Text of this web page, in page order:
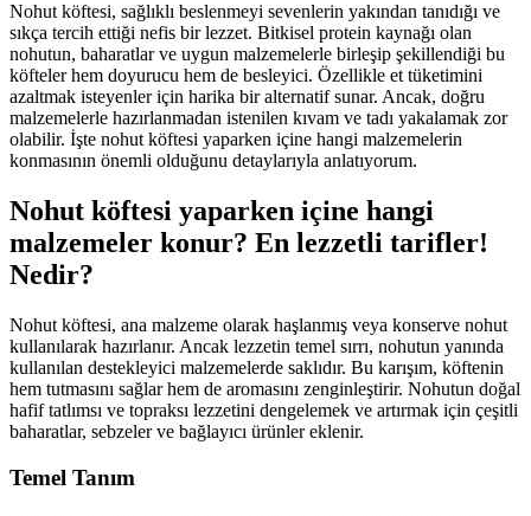
Nohut köftesi, sağlıklı beslenmeyi sevenlerin yakından tanıdığı ve
sıkça tercih ettiği nefis bir lezzet. Bitkisel protein kaynağı olan
nohutun, baharatlar ve uygun malzemelerle birleşip şekillendiği bu
köfteler hem doyurucu hem de besleyici. Özellikle et tüketimini
azaltmak isteyenler için harika bir alternatif sunar. Ancak, doğru
malzemelerle hazırlanmadan istenilen kıvam ve tadı yakalamak zor
olabilir. İşte nohut köftesi yaparken içine hangi malzemelerin
konmasının önemli olduğunu detaylarıyla anlatıyorum.
Nohut köftesi yaparken içine hangi
malzemeler konur? En lezzetli tarifler!
Nedir?
Nohut köftesi, ana malzeme olarak haşlanmış veya konserve nohut
kullanılarak hazırlanır. Ancak lezzetin temel sırrı, nohutun yanında
kullanılan destekleyici malzemelerde saklıdır. Bu karışım, köftenin
hem tutmasını sağlar hem de aromasını zenginleştirir. Nohutun doğal
hafif tatlımsı ve topraksı lezzetini dengelemek ve artırmak için çeşitli
baharatlar, sebzeler ve bağlayıcı ürünler eklenir.
Temel Tanım